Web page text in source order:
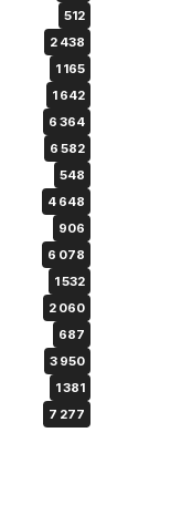
512
2 438
1 165
1 642
6 364
6 582
548
4 648
906
6 078
1 532
2 060
687
3 950
1 381
7 277